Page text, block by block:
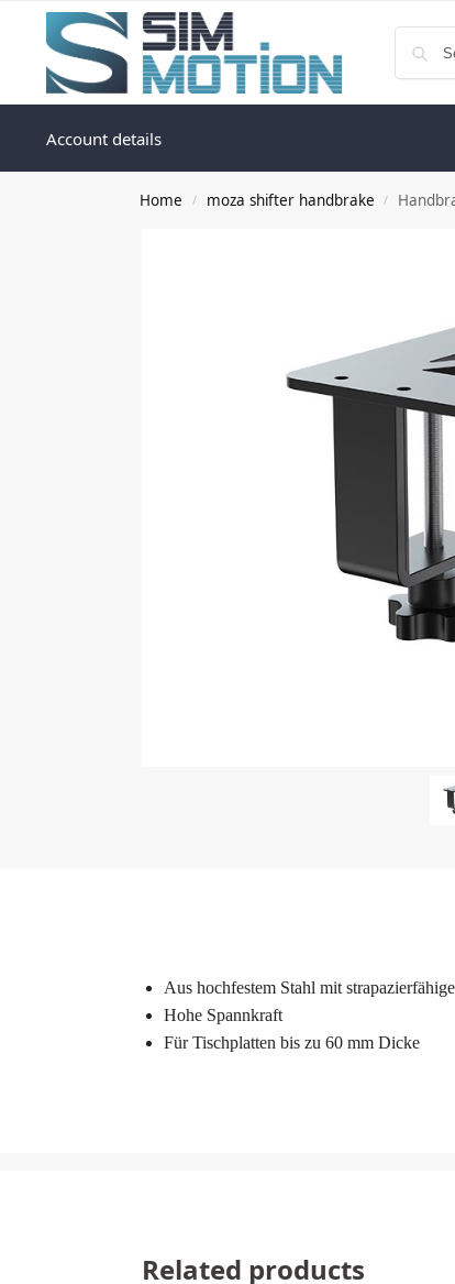
Account details
Home / moza shifter handbrake /
Aus hochfestem Stahl mit
Hohe Spannkraft
Für Tischplatten bis zu 60 mm Dicke
Related products